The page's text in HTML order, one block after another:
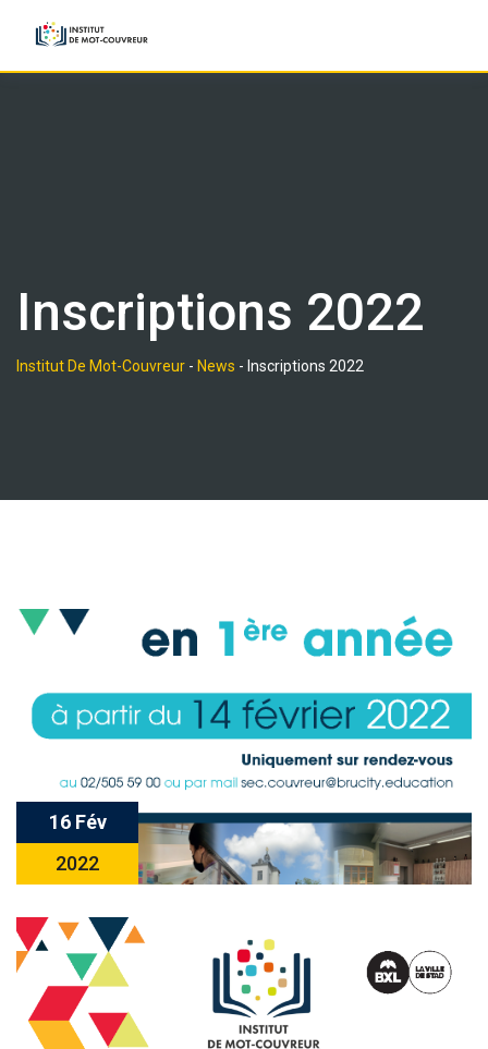
content
Inscriptions 2022
Institut De Mot-Couvreur - News - Inscriptions 2022
16 Fév
2022